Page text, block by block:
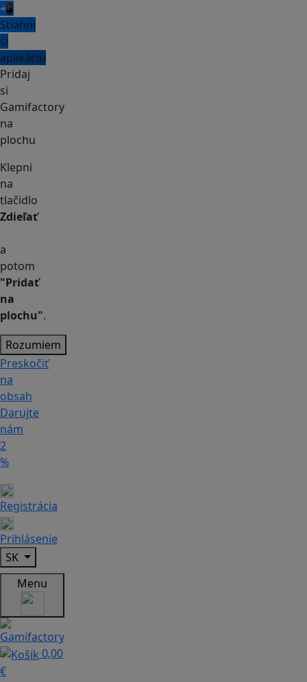
📲
Stiahni
si
aplikáciu
Pridaj
si
Gamifactory
na
plochu
Klepni
na
tlačidlo
Zdieľať
a
potom
"Pridať
na
plochu".
Rozumiem
Preskočiť
na
obsah
Darujte
nám
2
%
Registrácia
Prihlásenie
SK
Menu
0,00
€